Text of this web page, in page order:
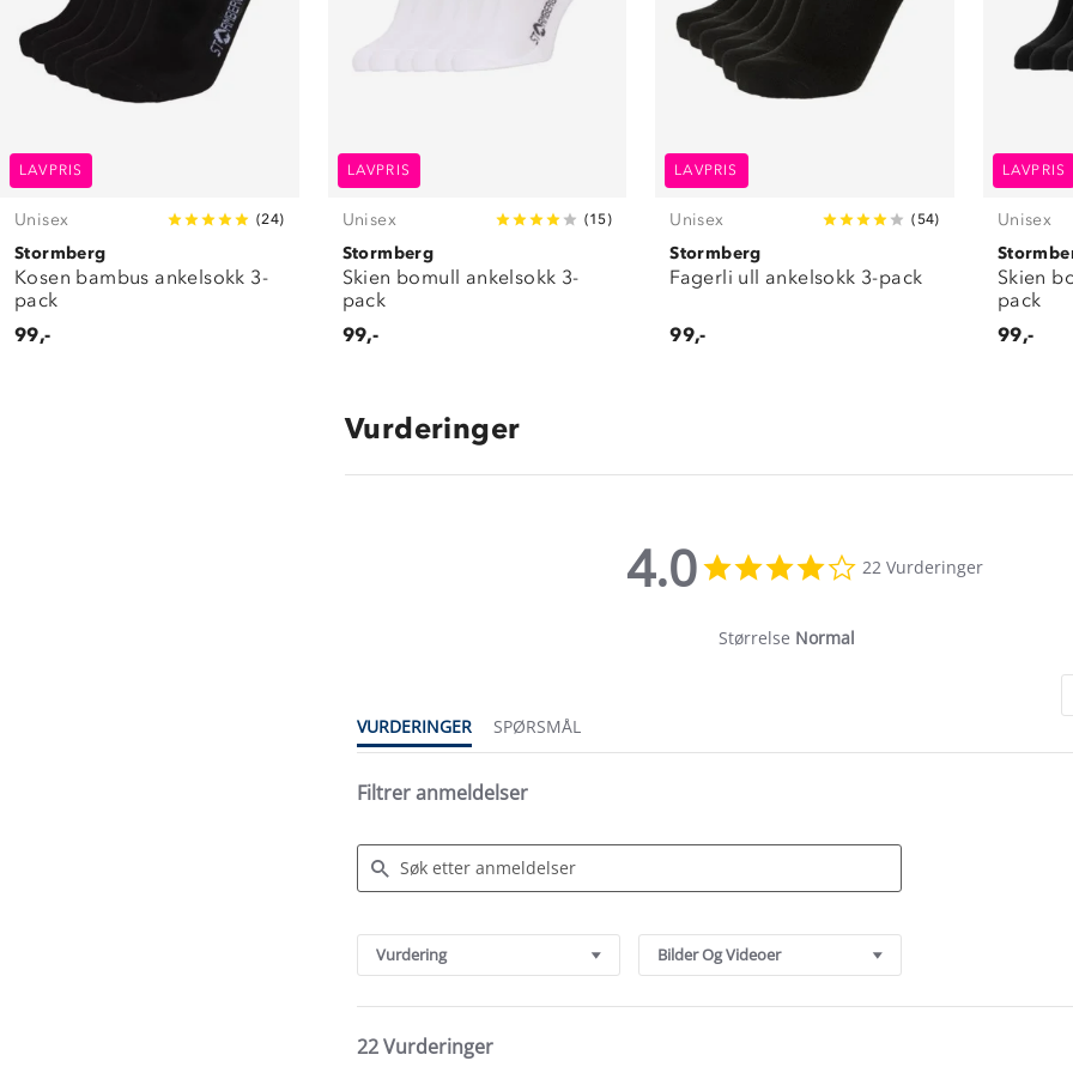
LAVPRIS
Unisex (24)
Stormberg
Kosen bambus ankelsokk 3-
pack
99,-
LAVPRIS
Unisex (15)
Stormberg
Skien bomull ankelsokk 3-
pack
99,-
LAVPRIS
Unisex (54)
Stormberg
Fagerli ull ankelsokk 3-pack
99,-
LAVPRIS
Unisex
Skien
pack
99,-
Vurderinger
4.0
star
22 Vurderinger
Størrelse Normal
VURDERINGER SPØRSMÅL
Filtrer anmeldelser
Reviews
Vurdering Bilder Og Videoer
22 Vurderinger